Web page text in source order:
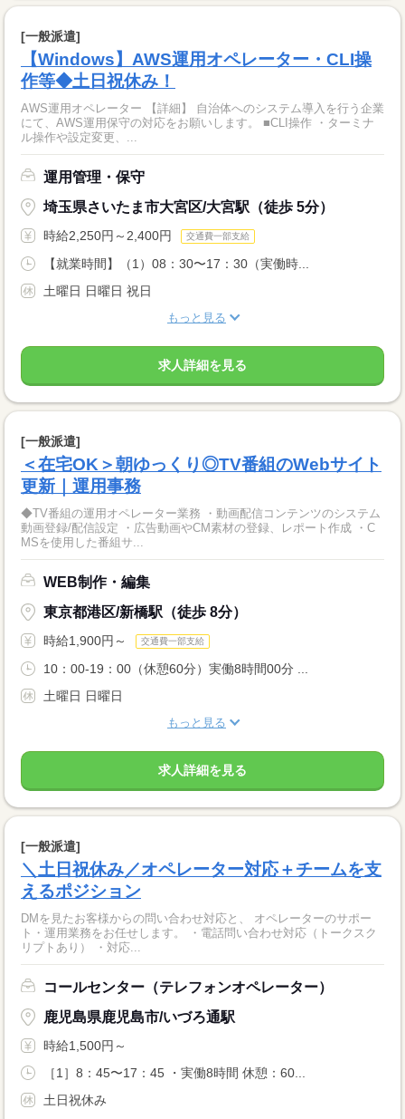
[一般派遣]
【Windows】AWS運用オペレーター・CLI操
作等◆土日祝休み！
AWS運用オペレーター 【詳細】 自治体へのシステム導入を行う企業
にて、AWS運用保守の対応をお願いします。 ■CLI操作 ・ターミナ
ル操作や設定変更、...
運用管理・保守
埼玉県さいたま市大宮区/大宮駅（徒歩 5分）
時給2,250円～2,400円 交通費一部支給
【就業時間】（1）08：30〜17：30（実働時...
土曜日 日曜日 祝日
もっと見る
求人詳細を見る
[一般派遣]
＜在宅OK＞朝ゆっくり◎TV番組のWebサイト
更新｜運用事務
◆TV番組の運用オペレーター業務 ・動画配信コンテンツのシステム
動画登録/配信設定 ・広告動画やCM素材の登録、レポート作成 ・C
MSを使用した番組サ...
WEB制作・編集
東京都港区/新橋駅（徒歩 8分）
時給1,900円～ 交通費一部支給
10：00-19：00（休憩60分）実働8時間00分 ...
土曜日 日曜日
もっと見る
求人詳細を見る
[一般派遣]
＼土日祝休み／オペレーター対応＋チームを支
えるポジション
DMを見たお客様からの問い合わせ対応と、 オペレーターのサポー
ト・運用業務をお任せします。 ・電話問い合わせ対応（トークスク
リプトあり） ・対応...
コールセンター（テレフォンオペレーター）
鹿児島県鹿児島市/いづろ通駅
時給1,500円～
［1］8：45〜17：45 ・実働8時間 休憩：60...
土日祝休み